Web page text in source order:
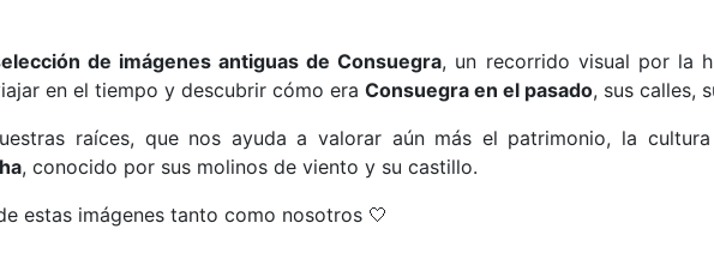
de imágenes antiguas de Consuegra, un recorrido visual por la
en el tiempo y descubrir cómo era Consuegra en el pasado, sus calles,
raíces, que nos ayuda a valorar aún más el patrimonio, la
, conocido por sus molinos de viento y su castillo.
estas imágenes tanto como nosotros 🤍